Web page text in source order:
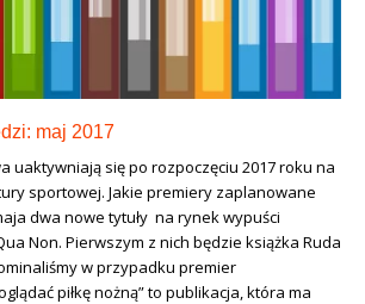
maj 2017
uaktywniają się po rozpoczęciu 2017 roku na
sportowej. Jakie premiery zaplanowane
dwa nowe tytuły na rynek wypuści
Non. Pierwszym z nich będzie książka Ruda
w przypadku premier
piłkę nożną” to publikacja, która ma